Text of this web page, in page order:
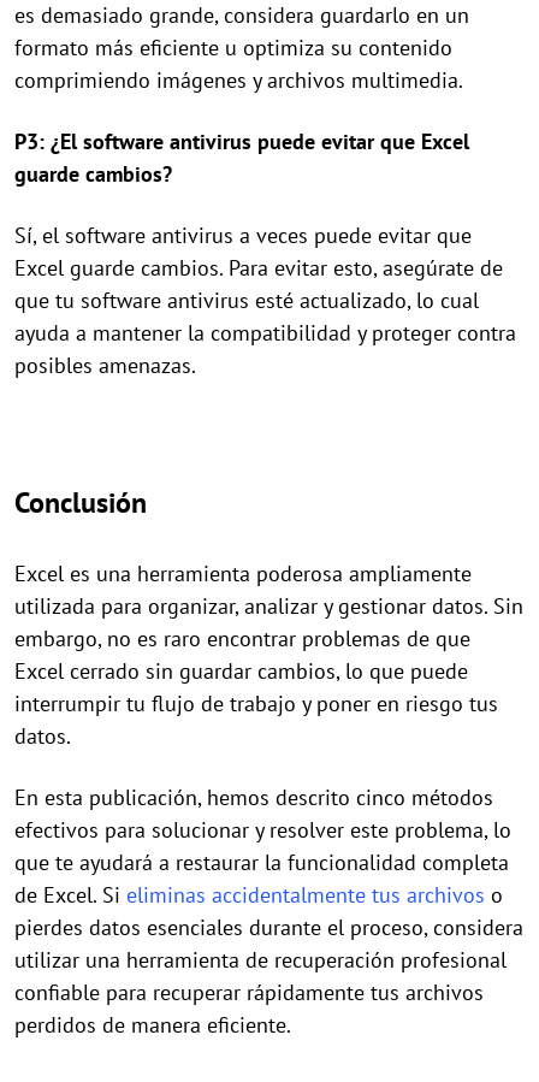
es demasiado grande, considera guardarlo en un
formato más eficiente u optimiza su contenido
comprimiendo imágenes y archivos multimedia.
P3: ¿El software antivirus puede evitar que Excel
guarde cambios?
Sí, el software antivirus a veces puede evitar que
Excel guarde cambios. Para evitar esto, asegúrate de
que tu software antivirus esté actualizado, lo cual
ayuda a mantener la compatibilidad y proteger contra
posibles amenazas.
Conclusión
Excel es una herramienta poderosa ampliamente
utilizada para organizar, analizar y gestionar datos. Sin
embargo, no es raro encontrar problemas de que
Excel cerrado sin guardar cambios, lo que puede
interrumpir tu flujo de trabajo y poner en riesgo tus
datos.
En esta publicación, hemos descrito cinco métodos
efectivos para solucionar y resolver este problema, lo
que te ayudará a restaurar la funcionalidad completa
de Excel. Si eliminas accidentalmente tus archivos o
pierdes datos esenciales durante el proceso, considera
utilizar una herramienta de recuperación profesional
confiable para recuperar rápidamente tus archivos
perdidos de manera eficiente.